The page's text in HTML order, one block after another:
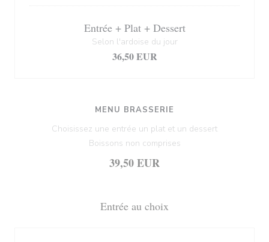
Entrée + Plat + Dessert
Selon l'ardoise du jour
36,50 EUR
MENU BRASSERIE
Choisissez une entrée un plat et un dessert
Boissons non comprises
39,50 EUR
Entrée au choix